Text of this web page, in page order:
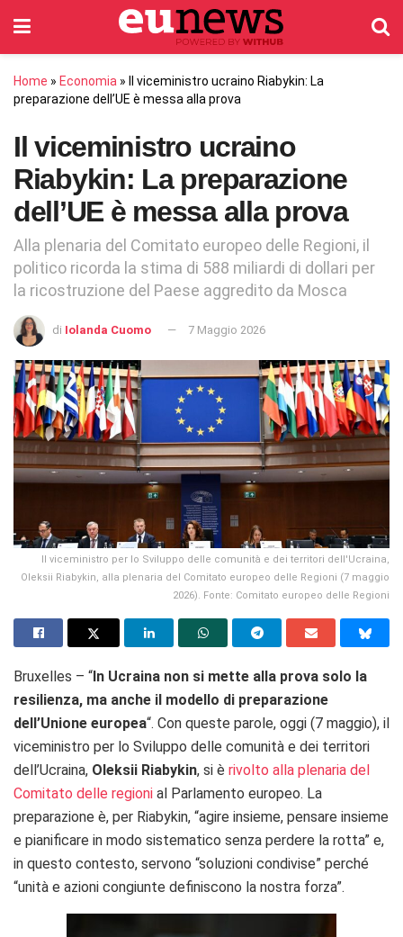
Home » Economia »
Il viceministro ucraino Riabykin: La
preparazione dell’UE è messa alla prova
Il viceministro ucraino
Riabykin: La preparazione
dell’UE è messa alla prova
Alla plenaria del Comitato europeo delle Regioni, il
politico ricorda la stima di 588 miliardi di dollari per
la ricostruzione del Paese aggredito da Mosca
di Iolanda Cuomo 7 Maggio 2026
Il viceministro per lo Sviluppo delle comunità e dei territori dell'Ucraina,
Oleksii Riabykin, alla plenaria del Comitato europeo delle Regioni (7 maggio
2026). Fonte: Comitato europeo delle Regioni
Bruxelles – “ In Ucraina non si mette alla prova solo la
resilienza, ma anche il modello di preparazione
dell’Unione europea“. Con queste parole, oggi (7 maggio), il
viceministro per lo Sviluppo delle comunità e dei territori
dell’Ucraina, Oleksii Riabykin, si è rivolto alla plenaria del
Comitato delle regioni al Parlamento europeo. La
preparazione è, per Riabykin, “agire insieme, pensare insieme
e pianificare in modo sistematico senza perdere la rotta” e,
in questo contesto, servono “soluzioni condivise” perché
“unità e azioni congiunte definiscono la nostra forza”.